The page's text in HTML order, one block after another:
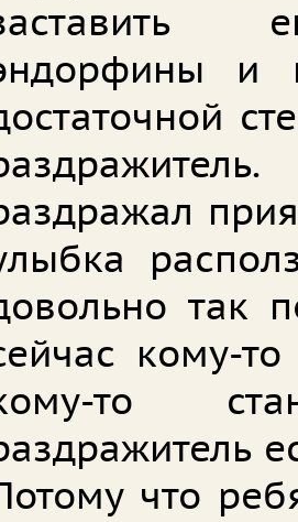
и
так
кому-
то
что